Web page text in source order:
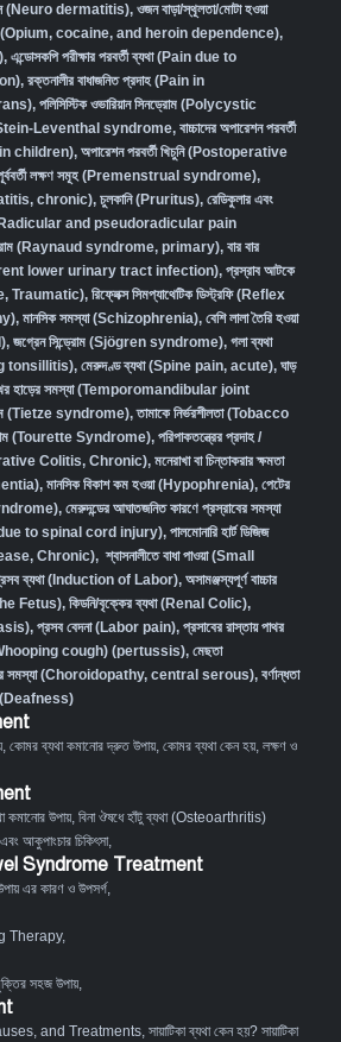
(Neuro dermatitis), ওজন বাড়া/স্থূলতা/মোটা হওয়া
(Opium, cocaine, and heroin dependence),
, এন্ডোসকপি পরীক্ষার পরবর্তী ব্যথা (Pain due to
, রক্তনালীর বাধাজনিত প্রদাহ (Pain in
, পলিসিস্টিক ওভারিয়ান সিনড্রোম (Polycystic
Leventhal syndrome, বাচ্চাদের অপারেশন পরবর্তী
in children), অপারেশন পরবর্তী খিচুনি (Postoperative
পূর্ববর্তী লক্ষণ সমূহ (Premenstrual syndrome),
chronic), চুলকানি (Pruritus), রেডিকুলার এবং
(Radicular and pseudoradicular pain
(Raynaud syndrome, primary), বার বার
lower urinary tract infection), প্রস্রাব আটকে
Traumatic), রিফ্লেক্স সিমপ্যাথেটিক ডিস্ট্রফি (Reflex
, মানসিক সমস্যা (Schizophrenia), বেশি লালা তৈরি হওয়া
, জগ্রেন সিন্ড্রোম (Sjögren syndrome), গলা ব্যথা
tonsillitis), মেরুদণ্ড ব্যথা (Spine pain, acute), ঘাড়
হাড়ের সমস্যা (Temporomandibular joint
(Tietze syndrome),তামাকে নির্ভরশীলতা (Tobacco
(Tourette Syndrome), পরিপাকতন্ত্রের প্রদাহ /
Colitis, Chronic), মনেরাখা বা চিন্তাকরার ক্ষমতা
, মানসিক বিকাশ কম হওয়া (Hypophrenia), পেটের
, মেরুদন্ডের আঘাতজনিত কারণে প্রস্রাবের সমস্যা
to spinal cord injury), পালমোনারি হার্ট ডিজিজ
Chronic),শ্বাসনালীতে বাধা পাওয়া (Small
ব্যথা (Induction of Labor), অসামঞ্জস্যপূর্ণ বাচ্চার
Fetus), কিডনি/বৃক্কের ব্যথা (Renal Colic),
, প্রসব বেদনা (Labor pain), প্রসাবের রাস্তায় পাথর
(Whooping cough) (pertussis), মেছতা
সমস্যা (Choroidopathy, central serous), বর্ণান্ধতা
(Deafness)
, কোমর ব্যথা কমানোর দ্রুত উপায়, কোমর ব্যথা কেন হয়, লক্ষণ ও
কমানোর উপায়, বিনা ঔষধে হাঁটু ব্যথা (Osteoarthritis)
আকুপাংচার চিকিৎসা,
Syndrome Treatment
এর কারণ ও উপসর্গ,
Therapy,
সহজ উপায়,
and Treatments, সায়াটিকা ব্যথা কেন হয়? সায়াটিকা